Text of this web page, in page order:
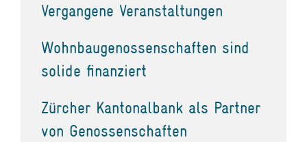
Vergangene Veranstaltungen
Wohnbaugenossenschaften sind
solide finanziert
Zürcher Kantonalbank als Partner
von Genossenschaften